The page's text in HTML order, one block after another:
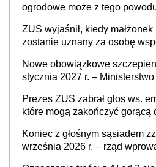
ogrodowe może z tego
dzierżawę)?
ZUS wyjaśnił, kiedy
zostanie uznany za osobę
Nowe obowiązkowe
stycznia 2027 r. –
Prezes ZUS zabrał głos ws.
które mogą zakończyć gorącą
Koniec z głośnym sąsiadem
września 2026 r. – rząd